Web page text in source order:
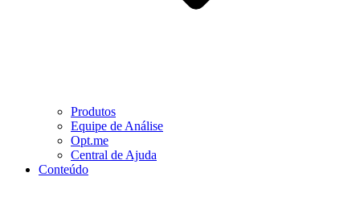
Produtos
Equipe de Análise
Opt.me
Central de Ajuda
Conteúdo